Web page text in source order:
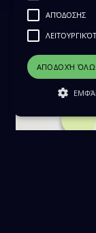
ΑΠΌΔΟΣΗΣ
ΑΠΟΔΟΧΉ